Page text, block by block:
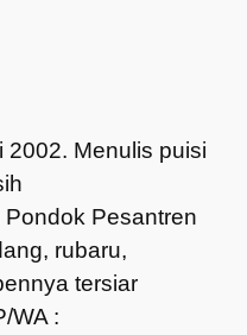
2002. Menulis puisi
Pesantren
rubaru,
tersiar
WA :